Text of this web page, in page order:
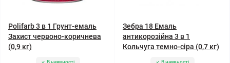
Polifarb 3 в 1 Грунт-емаль
Захист червоно-коричнева
(0,9 кг)
В наявності
Зебра 18 Емаль
антикорозійна 3 в 1
Кольчуга темно-сіра (0,7 кг)
В наявності